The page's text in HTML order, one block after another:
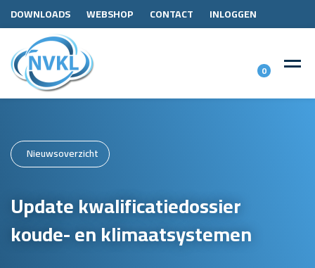
DOWNLOADS WEBSHOP CONTACT INLOGGEN
0
Nieuwsoverzicht
Update kwalificatiedossier
koude- en klimaatsystemen